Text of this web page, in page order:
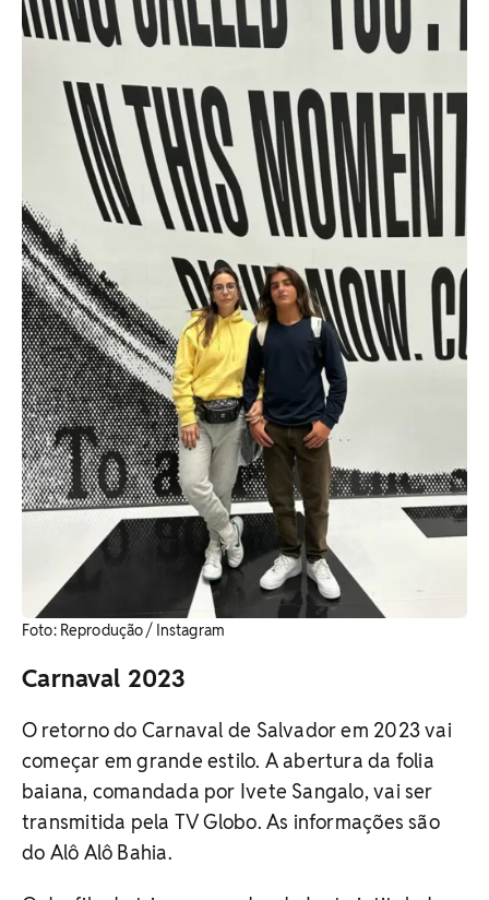
Foto: Reprodução / Instagram
Carnaval 2023
O retorno do Carnaval de Salvador em 2023 vai
começar em grande estilo. A abertura da folia
baiana, comandada por Ivete Sangalo, vai ser
transmitida pela TV Globo. As informações são
do Alô Alô Bahia.